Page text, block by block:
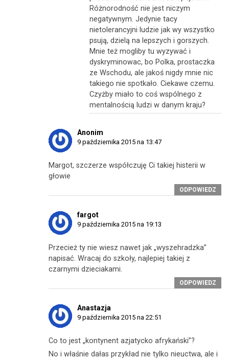
Różnorodność nie jest niczym
negatywnym. Jedynie tacy
nietolerancyjni ludzie jak wy wszystko
psują, dzielą na lepszych i gorszych.
Mnie też mogliby tu wyzywać i
dyskryminowac, bo Polka, prostaczka
ze Wschodu, ale jakoś nigdy mnie nic
takiego nie spotkało. Ciekawe czemu.
Czyżby miało to coś wspólnego z
mentalnością ludzi w danym kraju?
Anonim
9 października 2015 na 13:47
Margot, szczerze współczuję Ci takiej histerii w
głowie
ODPOWIEDZ
fargot
9 października 2015 na 19:13
Przecież ty nie wiesz nawet jak „wyszehradzka”
napisać. Wracaj do szkoły, najlepiej takiej z
czarnymi dzieciakami.
ODPOWIEDZ
Anastazja
9 października 2015 na 22:51
Co to jest „kontynent azjatycko afrykański”?
No i właśnie dałas przykład nie tylko nieuctwa, ale i